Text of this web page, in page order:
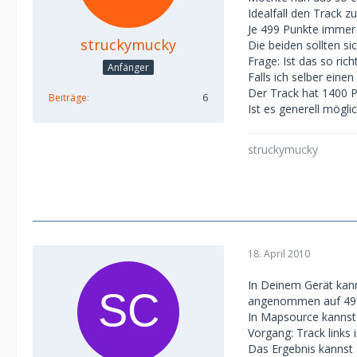
struckymucky
Anfänger
Beiträge 6
Idealfall den Track
Je 499 Punkte
Die beiden sollten
Frage: Ist das so
Falls ich selber
Der Track hat 1400
Ist es generell
struckymucky
18. April 2010
In Deinem Gerät
angenommen auf
In Mapsource
Vorgang: Track
Das Ergebnis